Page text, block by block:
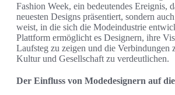
Fashion Week, ein bedeutendes Ereignis,
neuesten Designs präsentiert, sondern
weist, in die sich die Modeindustrie
Plattform ermöglicht es Designern, ihre
Laufsteg zu zeigen und die Verbindungen
Kultur und Gesellschaft zu verdeutlichen.
Der Einfluss von Modedesignern auf